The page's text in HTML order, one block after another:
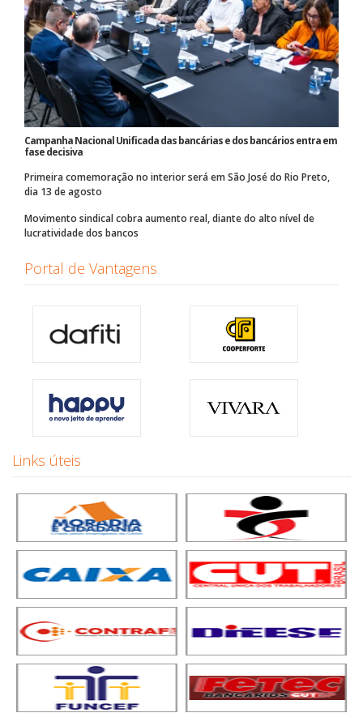
Campanha Nacional Unificada das bancárias e dos bancários entra em
fase decisiva
Primeira comemoração no interior será em São José do Rio Preto,
dia 13 de agosto
Movimento sindical cobra aumento real, diante do alto nível de
lucratividade dos bancos
Portal de Vantagens
Links úteis